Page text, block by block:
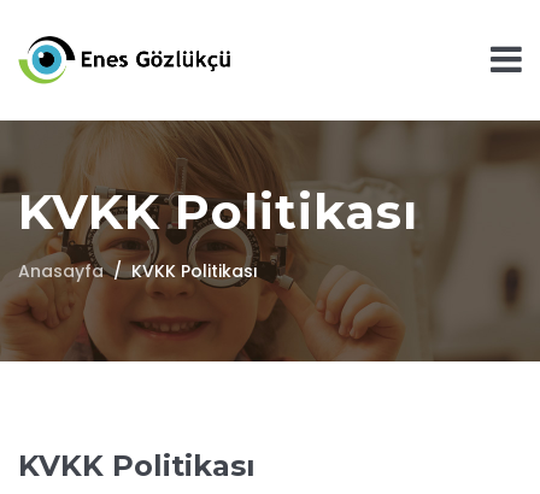
KVKK Politikası
Anasayfa KVKK Politikası
KVKK Politikası